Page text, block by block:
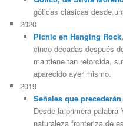
góticas clásicas desde
2020
Picnic en Hanging
cinco décadas después
mantiene tan retorcida,
aparecido ayer mismo.
2019
Señales que
Desde la primera palabra
naturaleza fronteriza de